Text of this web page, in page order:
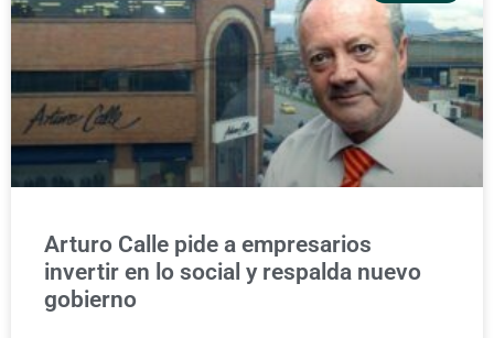
Arturo Calle pide a empresarios
invertir en lo social y respalda nuevo
gobierno